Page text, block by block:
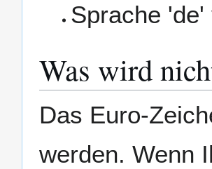
Sprache
Was wird
Das Euro-
werden. Wenn